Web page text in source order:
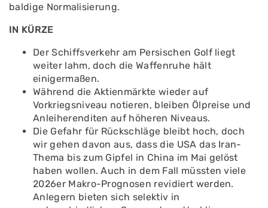
baldige Normalisierung.
IN KÜRZE
Der Schiffsverkehr am Persischen Golf liegt
weiter lahm, doch die Waffenruhe hält
einigermaßen.
Während die Aktienmärkte wieder auf
Vorkriegsniveau notieren, bleiben Ölpreise und
Anleiherenditen auf höheren Niveaus.
Die Gefahr für Rückschläge bleibt hoch, doch
wir gehen davon aus, dass die USA das Iran-
Thema bis zum Gipfel in China im Mai gelöst
haben wollen. Auch in dem Fall müssten viele
2026er Makro-Prognosen revidiert werden.
Anlegern bieten sich selektiv in